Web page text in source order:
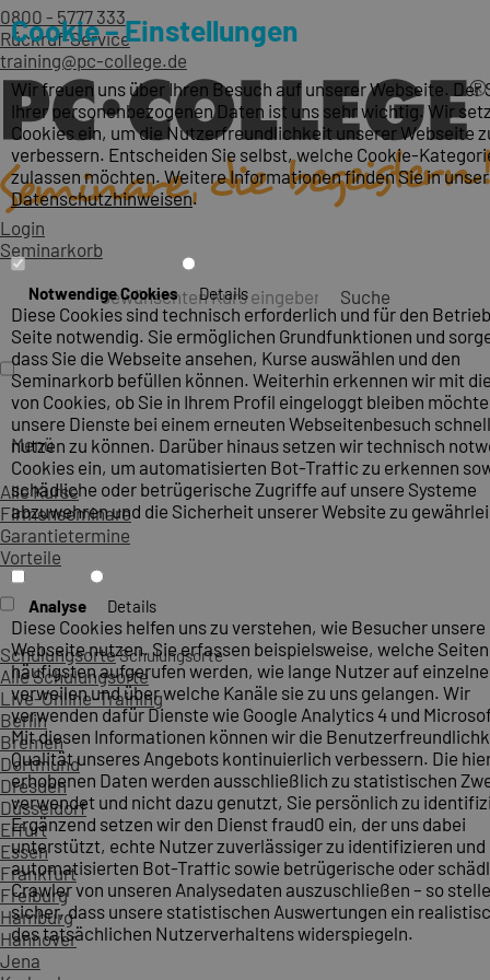
0800 - 5777 333
Rückruf-Service
training@pc-college.de
Login
Seminarkorb
Suche
Menü
Alle Kurse
Firmenseminare
Garantietermine
Vorteile
SchulungsorteSchulungsorte
Alle Schulungsorte
Live-Online-Training
Berlin
Bremen
Dortmund
Dresden
Düsseldorf
Erfurt
Essen
Frankfurt
Freiburg
Hamburg
Hannover
Jena
Cookie – Einstellungen
Wir freuen uns über Ihren Besuch auf unserer Webseite. Der
Ihrer personenbezogenen Daten ist uns sehr wichtig. Wir
Cookies ein, um die Nutzerfreundlichkeit unserer Webseite
verbessern. Entscheiden Sie selbst, welche Cookie-
zulassen möchten. Weitere Informationen finden Sie in
Datenschutzhinweisen.
Notwendige Cookies Details
Diese Cookies sind technisch erforderlich und für den
Seite notwendig. Sie ermöglichen Grundfunktionen und
dass Sie die Webseite ansehen, Kurse auswählen und den
Seminarkorb befüllen können. Weiterhin erkennen wir mit
von Cookies, ob Sie in Ihrem Profil eingeloggt bleiben
unsere Dienste bei einem erneuten Webseitenbesuch
nutzen zu können. Darüber hinaus setzen wir technisch
Cookies ein, um automatisierten Bot-Traffic zu erkennen
schädliche oder betrügerische Zugriffe auf unsere Systeme
abzuwehren und die Sicherheit unserer Website zu
Analyse Details
Diese Cookies helfen uns zu verstehen, wie Besucher unsere
Webseite nutzen. Sie erfassen beispielsweise, welche
häufigsten aufgerufen werden, wie lange Nutzer auf
verweilen und über welche Kanäle sie zu uns gelangen. Wir
verwenden dafür Dienste wie Google Analytics 4 und
Mit diesen Informationen können wir die
Qualität unseres Angebots kontinuierlich verbessern. Die
erhobenen Daten werden ausschließlich zu statistischen
verwendet und nicht dazu genutzt, Sie persönlich zu
Ergänzend setzen wir den Dienst fraud0 ein, der uns dabei
unterstützt, echte Nutzer zuverlässiger zu identifizieren und
automatisierten Bot-Traffic sowie betrügerische oder
Crawler von unseren Analysedaten auszuschließen – so
sicher, dass unsere statistischen Auswertungen ein
des tatsächlichen Nutzerverhaltens widerspiegeln.